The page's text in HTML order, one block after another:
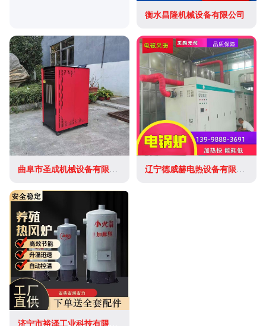
衡水昌隆机械设备有限公司
曲阜市圣成机械设备有限公司 辽宁德威赫电热设备有限公司
济宁市裕泽工业科技有限公司